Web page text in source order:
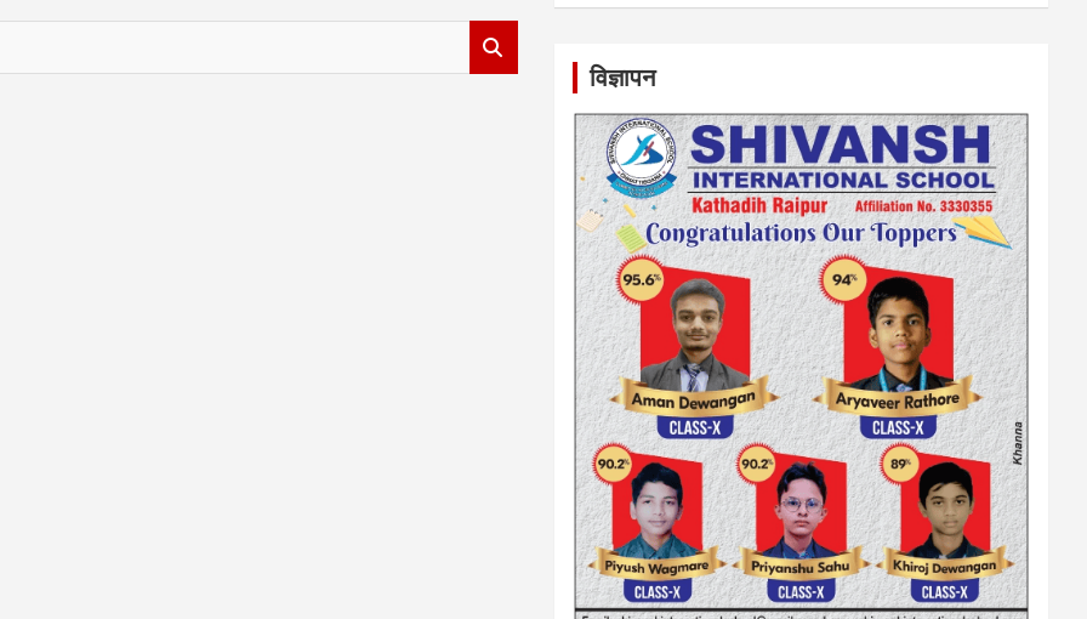
विज्ञापन